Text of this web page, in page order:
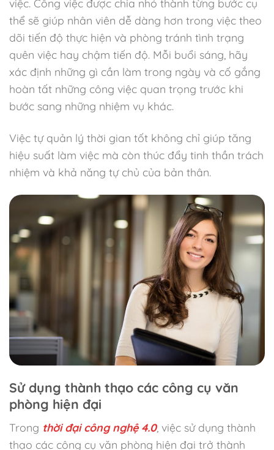
việc. Công việc được chia nhỏ thành từng bước cụ
thể sẽ giúp nhân viên dễ dàng hơn trong việc theo
dõi tiến độ thực hiện và phòng tránh tình trạng
quên việc hay chậm tiến độ. Mỗi buổi sáng, hãy
xác định những gì cần làm trong ngày và cố gắng
hoàn tất những công việc quan trọng trước khi
bước sang những nhiệm vụ khác.
Việc tự quản lý thời gian tốt không chỉ giúp tăng
hiệu suất làm việc mà còn thúc đẩy tinh thần trách
nhiệm và khả năng tự chủ của bản thân.
Sử dụng thành thạo các công cụ văn
phòng hiện đại
Trong thời đại công nghệ 4.0, việc sử dụng thành
thạo các công cụ văn phòng hiện đại trở thành